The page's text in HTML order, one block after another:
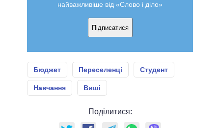
найважливіше від «Слово і діло»
Підписатися
Бюджет Переселенці Студент
Навчання Виші
Поділитися: